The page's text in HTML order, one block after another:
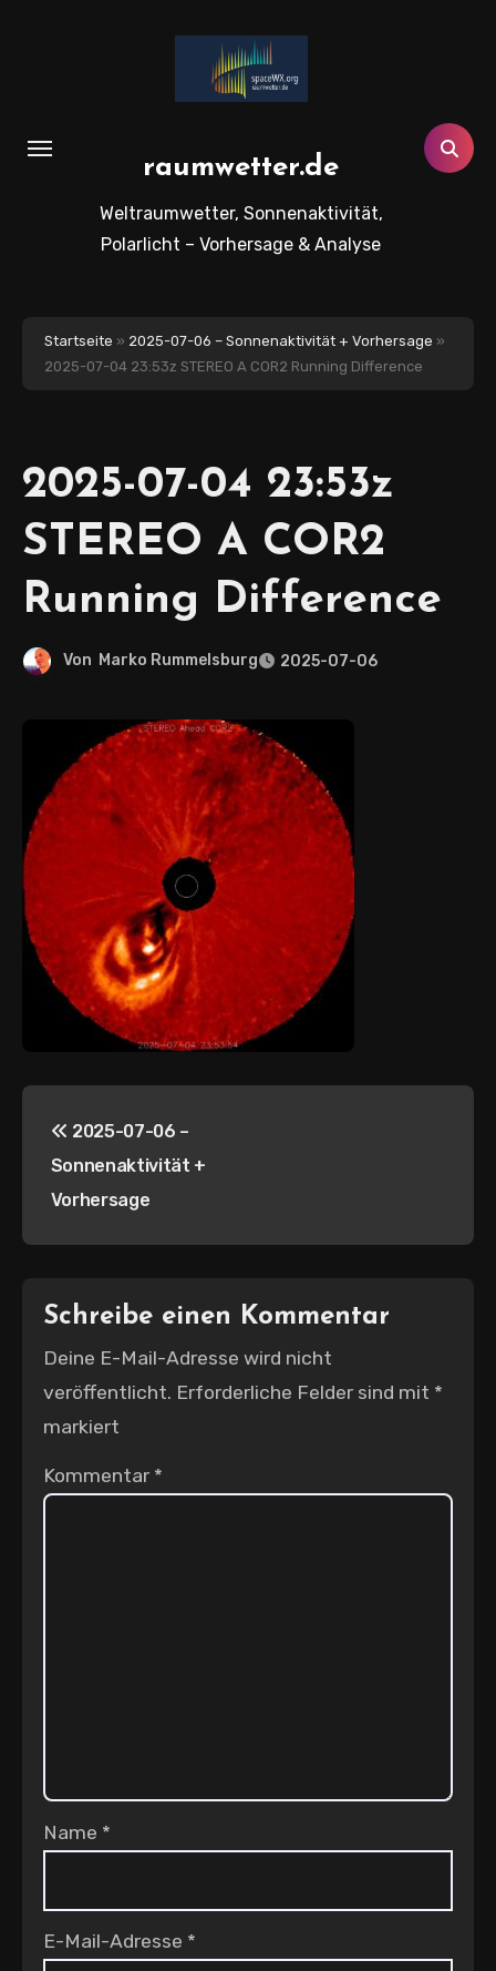
raumwetter.de
Weltraumwetter, Sonnenaktivität,
Polarlicht – Vorhersage & Analyse
Startseite » 2025-07-06 – Sonnenaktivität + Vorhersage »
2025-07-04 23:53z STEREO A COR2 Running Difference
2025-07-04 23:53z
STEREO A COR2
Running Difference
Von Marko Rummelsburg 2025-07-06
2025-07-06 –
Sonnenaktivität +
Vorhersage
Schreibe einen Kommentar
Deine E-Mail-Adresse wird nicht
veröffentlicht. Erforderliche Felder sind mit *
markiert
Kommentar *
Name *
E-Mail-Adresse *